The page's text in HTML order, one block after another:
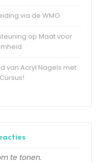
via de WMO
op Maat voor
van Acryl Nagels met
te tonen.